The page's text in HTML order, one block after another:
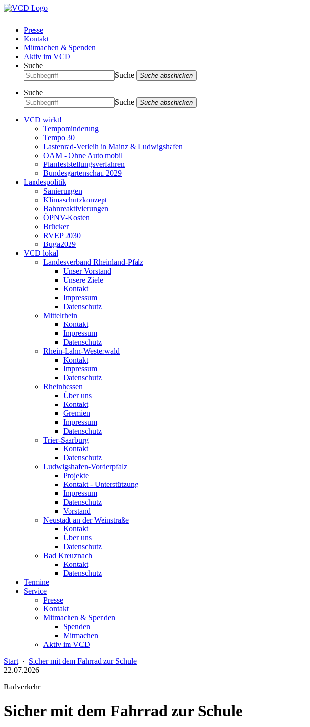
Presse
Kontakt
Mitmachen & Spenden
Aktiv im VCD
Suche
Suche
Suche abschicken
Suche
Suche
Suche abschicken
VCD wirkt!
Tempominderung
Tempo 30
Lastenrad-Verleih in Mainz & Ludwigshafen
OAM - Ohne Auto mobil
Planfeststellungsverfahren
Bundesgartenschau 2029
Landespolitik
Sanierungen
Klimaschutzkonzept
Bahnreaktivierungen
ÖPNV-Kosten
Brücken
RVEP 2030
Buga2029
VCD lokal
Landesverband Rheinland-Pfalz
Unser Vorstand
Unsere Ziele
Kontakt
Impressum
Datenschutz
Mittelrhein
Kontakt
Impressum
Datenschutz
Rhein-Lahn-Westerwald
Kontakt
Impressum
Datenschutz
Rheinhessen
Über uns
Kontakt
Gremien
Impressum
Datenschutz
Trier-Saarburg
Kontakt
Datenschutz
Ludwigshafen-Vorderpfalz
Projekte
Kontakt - Unterstützung
Impressum
Datenschutz
Vorstand
Neustadt an der Weinstraße
Kontakt
Über uns
Datenschutz
Bad Kreuznach
Kontakt
Datenschutz
Termine
Service
Presse
Kontakt
Mitmachen & Spenden
Spenden
Mitmachen
Aktiv im VCD
Start · Sicher mit dem Fahrrad zur Schule
22.07.2026
Radverkehr
Sicher mit dem Fahrrad zur Schule